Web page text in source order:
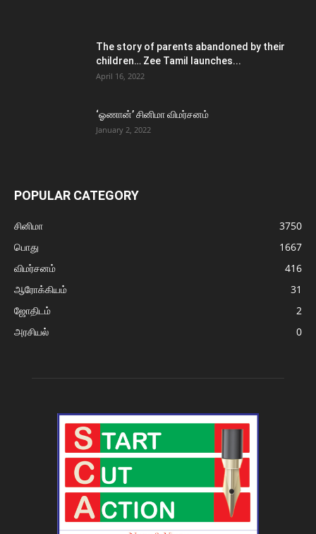
The story of parents abandoned by their
children… Zee Tamil launches...
April 16, 2022
‘ஓணான்’ சினிமா விமர்சனம்
January 2, 2022
POPULAR CATEGORY
சினிமா
3750
பொது
1667
விமர்சனம்
416
ஆரோக்கியம்
31
ஜோதிடம்
2
அரசியல்
0